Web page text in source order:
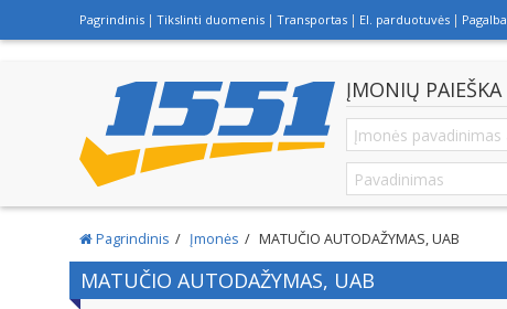
Pagrindinis Tikslinti duomenis Transportas El. parduotuvės Pagalba
ĮMONIŲ PAIEŠKA
Pagrindinis Įmonės MATUČIO AUTODAŽYMAS, UAB
MATUČIO AUTODAŽYMAS, UAB